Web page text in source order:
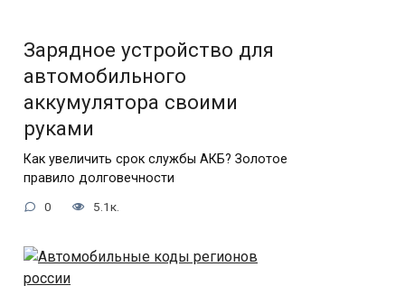
Зарядное устройство для
автомобильного
аккумулятора своими
руками
Как увеличить срок службы АКБ? Золотое
правило долговечности
0 5.1к.